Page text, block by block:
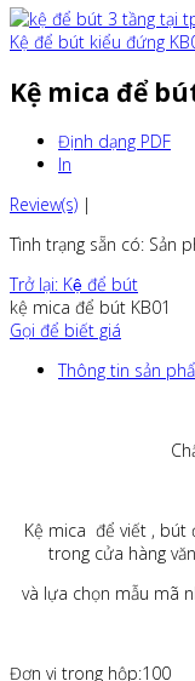
Kệ để bút kiểu đứng
Kệ mica để
Định dạng PDF
In
Review(s) |
Tình trạng sẵn có: Sản
Trở lại: Kệ để bút
kệ mica để bút KB01
Gọi để biết giá
Thông tin sản
Kệ mica để viết , bút
trong cửa hàng
và lựa chọn mẫu mã
Đơn vị trong hộp:100